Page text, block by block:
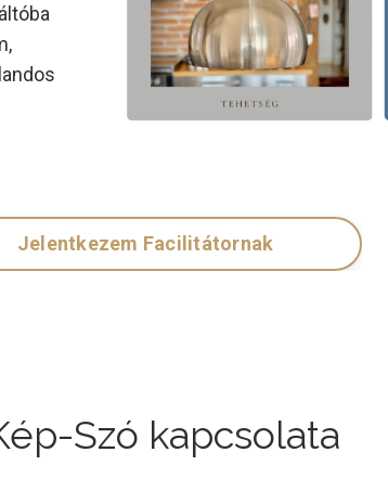
Jelentkezem Facilitátornak
Szó kapcsolata